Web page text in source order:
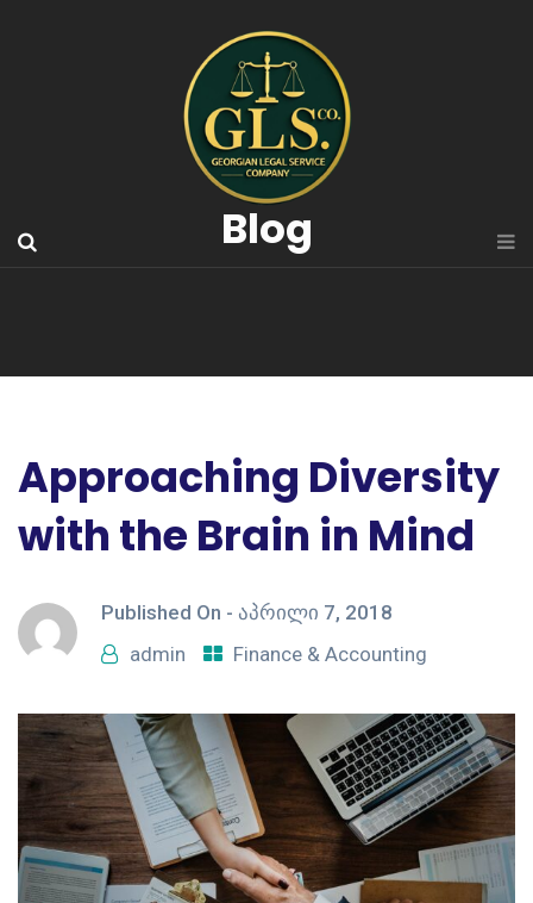
Blog
Approaching Diversity
with the Brain in Mind
Published On - აპრილი 7, 2018
admin
Finance & Accounting